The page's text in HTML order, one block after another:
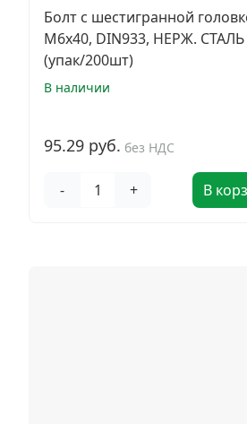
Болт с шестигранной
M6х40, DIN933, НЕРЖ. СТАЛЬ
(упак/200шт)
В наличии
95.29 руб. без НДС
- + В